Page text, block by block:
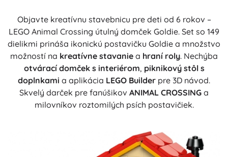
Objavte kreatívnu stavebnicu pre deti od 6 rokov –
LEGO Animal Crossing útulný domček Goldie. Set so 149
dielikmi prináša ikonickú postavičku Goldie a množstvo
možností na kreatívne stavanie a hraní roly. Nechýba
otvárací domček s interiérom, piknikový stôl s
doplnkami a aplikácia LEGO Builder pre 3D návod.
Skvelý darček pre fanúšikov ANIMAL CROSSING a
milovníkov roztomilých psích postavičiek.